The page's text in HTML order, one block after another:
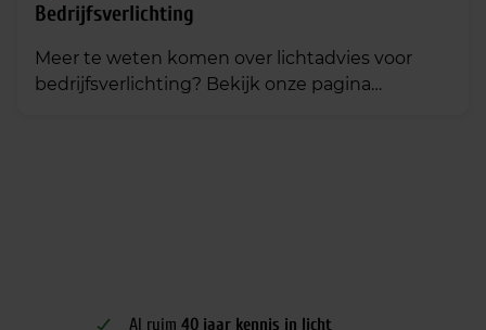
Bedrijfsverlichting
Meer te weten komen over lichtadvies voor
bedrijfsverlichting? Bekijk onze pagina
Al ruim 40 jaar kennis in licht